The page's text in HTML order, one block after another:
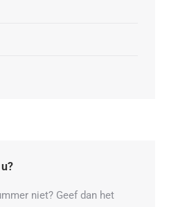
niet? Geef dan het